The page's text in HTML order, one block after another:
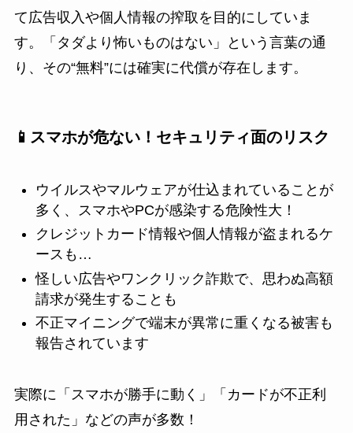
て広告収入や個人情報の搾取を目的にしていま
す。「タダより怖いものはない」という言葉の通
り、その“無料”には確実に代償が存在します。
📱スマホが危ない！セキュリティ面のリスク
ウイルスやマルウェアが仕込まれていることが
多く、スマホやPCが感染する危険性大！
クレジットカード情報や個人情報が盗まれるケ
ースも…
怪しい広告やワンクリック詐欺で、思わぬ高額
請求が発生することも
不正マイニングで端末が異常に重くなる被害も
報告されています
実際に「スマホが勝手に動く」「カードが不正利
用された」などの声が多数！